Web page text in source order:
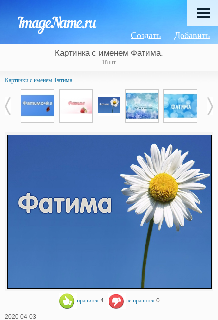
Добавить
Создать
Картинка с именем Фатима.
18 шт.
Картинки с именем Фатима
нравится 4 не нравится 0
2020-04-03